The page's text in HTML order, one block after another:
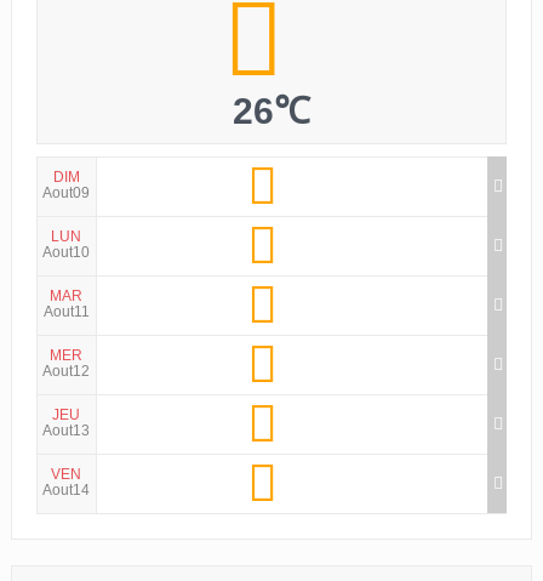
26℃
DIM
Aout09
LUN
Aout10
MAR
Aout11
MER
Aout12
JEU
Aout13
VEN
Aout14